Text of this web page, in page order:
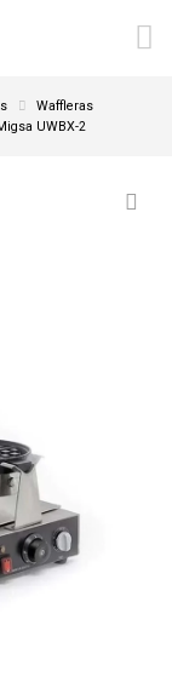
Waffleras
UWBX-2